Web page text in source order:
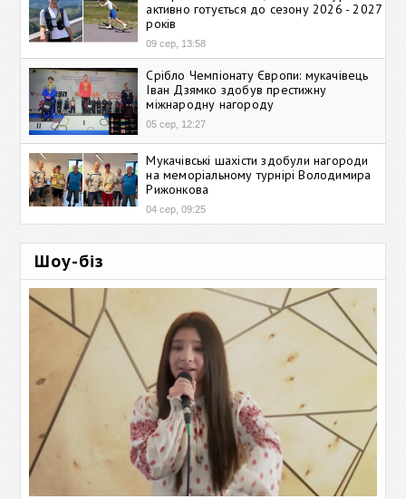
активно готується до сезону 2026 - 2027
років
09 сер, 13:58
Срібло Чемпіонату Європи: мукачівець
Іван Дзямко здобув престижну
міжнародну нагороду
05 сер, 12:27
Мукачівські шахісти здобули нагороди
на меморіальному турнірі Володимира
Рижонкова
04 сер, 09:25
Шоу-біз